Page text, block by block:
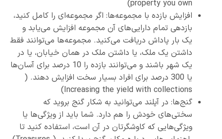
property you own)
افزایش بازده با مجموعه‌ها: اگر مجموعه‌ای را کامل کنید،
بازدهی تمام دارایی‌های آن مجموعه افزایش می‌یابد و
یک بار پاداش دریافت می‌کنید. مجموعه‌ها می‌توانند فقط
داشتن یک ملک، یا داشتن ملک در همان خیابان، یا در
یک شهر باشند و می‌توانند بازده را 10 درصد برای آسان‌ها
یا 300 درصد برای افراد بسیار سخت افزایش دهند. (
Increasing the yield with collections)
گنج‌ها: در آپلند می‌توانید به شکار گنج بروید که
سختی‌های خودش را هم دارد. شما باید از ویژگی‌ها یا
ویژگی‌هایی که کاوشگرتان در آن است، استفاده کنید تا